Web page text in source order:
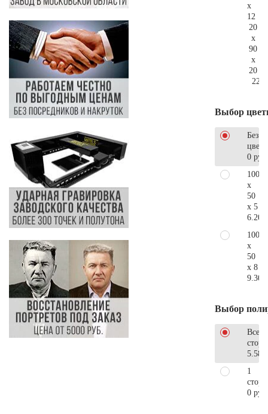
x
12
20
x
90
x
20
Выбор
Без
0 руб.
100
x
50
x 5
100
x
50
x 8
Выбор
Все
1
0 руб.